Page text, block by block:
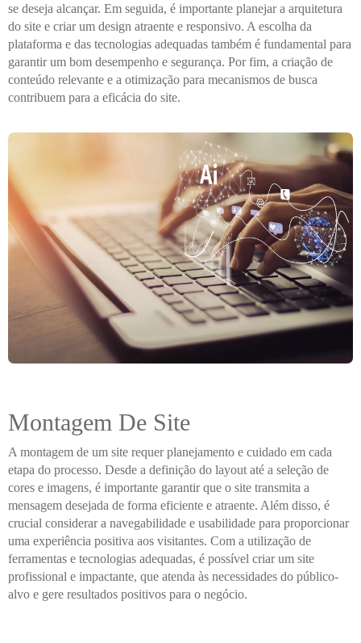
se deseja alcançar. Em seguida, é importante planejar a arquitetura
do site e criar um design atraente e responsivo. A escolha da
plataforma e das tecnologias adequadas também é fundamental para
garantir um bom desempenho e segurança. Por fim, a criação de
conteúdo relevante e a otimização para mecanismos de busca
contribuem para a eficácia do site.
Montagem De Site
A montagem de um site requer planejamento e cuidado em cada
etapa do processo. Desde a definição do layout até a seleção de
cores e imagens, é importante garantir que o site transmita a
mensagem desejada de forma eficiente e atraente. Além disso, é
crucial considerar a navegabilidade e usabilidade para proporcionar
uma experiência positiva aos visitantes. Com a utilização de
ferramentas e tecnologias adequadas, é possível criar um site
profissional e impactante, que atenda às necessidades do público-
alvo e gere resultados positivos para o negócio.